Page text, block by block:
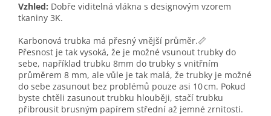
Vzhled: Dobře viditelná vlákna s designovým vzorem
tkaniny 3K.
Karbonová trubka má přesný vnější průměr.📏
Přesnost je tak vysoká, že je možné vsunout trubky do
sebe, například trubku 8mm do trubky s vnitřním
průměrem 8 mm, ale vůle je tak malá, že trubky je možné
do sebe zasunout bez problémů pouze asi 10 cm. Pokud
byste chtěli zasunout trubku hlouběji, stačí trubku
přibrousit brusným papírem střední až jemné zrnitosti.